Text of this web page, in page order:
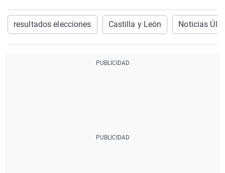
centrados
0 0,04
492
0,03
resultados elecciones Castilla y León Noticias